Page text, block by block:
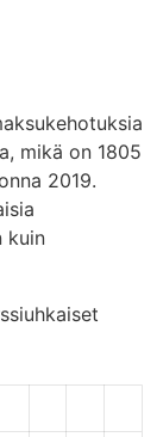
mikä on 1805
2019.
kuin